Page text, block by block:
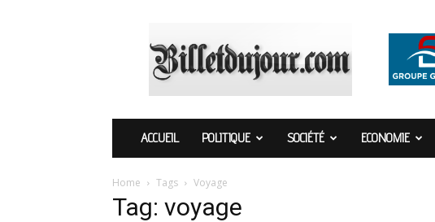
ACCUEIL POLITIQUE SOCIÉTÉ ECONOMIE
Home Tags Voyage
Tag: voyage